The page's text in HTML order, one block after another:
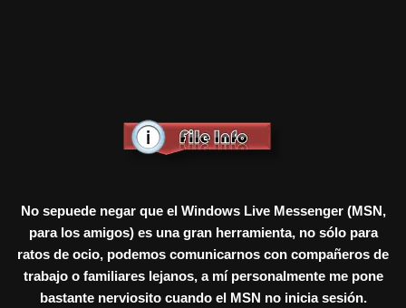
No sepuede negar que el Windows Live Messenger (MSN,
para los amigos) es una gran herramienta, no sólo para
ratos de ocio, podemos comunicarnos con compañeros de
trabajo o familiares lejanos, a mí personalmente me pone
bastante nerviosito cuando el MSN no inicia sesión.